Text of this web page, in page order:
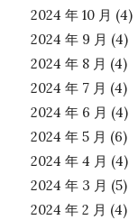
2024 年 10 月 (4)
2024 年 9 月 (4)
2024 年 8 月 (4)
2024 年 7 月 (4)
2024 年 6 月 (4)
2024 年 5 月 (6)
2024 年 4 月 (4)
2024 年 3 月 (5)
2024 年 2 月 (4)